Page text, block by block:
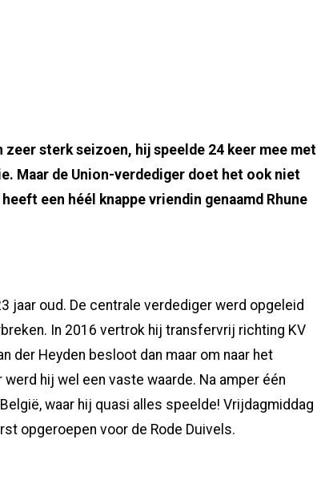
zeer sterk seizoen, hij speelde 24 keer mee met
Maar de Union-verdediger doet het ook niet
een héél knappe vriendin genaamd Rhune
jaar oud. De centrale verdediger werd opgeleid
In 2016 vertrok hij transfervrij richting KV
der Heyden besloot dan maar om naar het
hij wel een vaste waarde. Na amper één
waar hij quasi alles speelde! Vrijdagmiddag
opgeroepen voor de Rode Duivels.